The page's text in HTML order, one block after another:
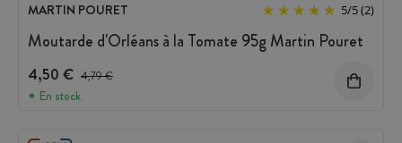
MARTIN POURET 5/5(2)
Moutarde d'Orléans à la Tomate 95g Martin Pouret
4,50 € Prix avant réduction :
4,79 €
En stock